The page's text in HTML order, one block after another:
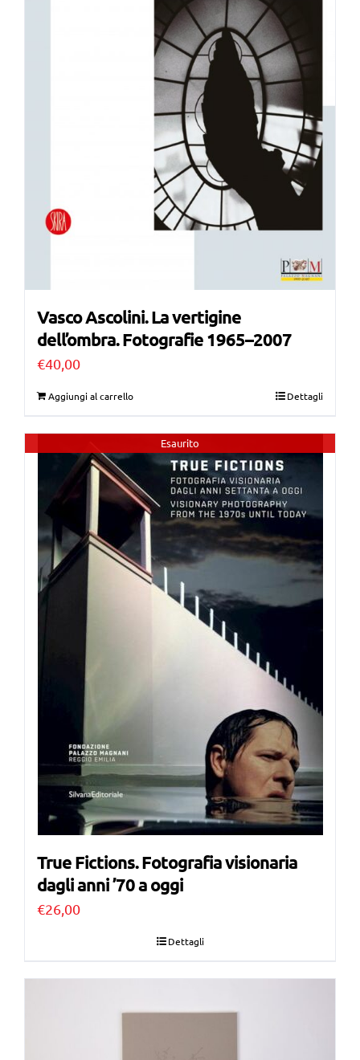
Vasco Ascolini. La vertigine
dell’ombra. Fotografie 1965–2007
€40,00
Aggiungi al carrello Dettagli
Esaurito
True Fictions. Fotografia visionaria
dagli anni ’70 a oggi
€26,00
Dettagli